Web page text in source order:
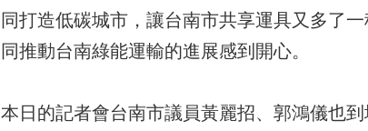
同打造低碳城市，讓台南市共享運具又多了
同推動台南綠能運輸的進展感到開心。
本日的記者會台南市議員黃麗招、郭鴻儀也到